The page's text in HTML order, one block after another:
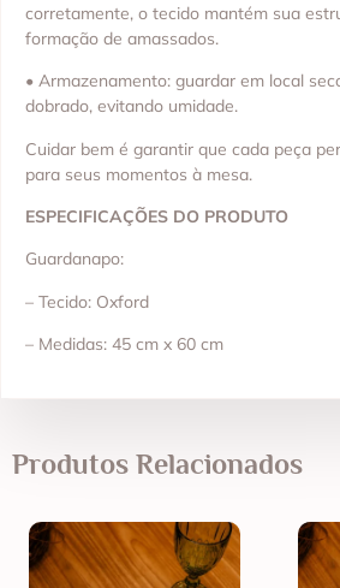
corretamente, o tecido mantém sua
formação de amassados.
• Armazenamento: guardar em local
dobrado, evitando umidade.
Cuidar bem é garantir que cada peça
para seus momentos à mesa.
ESPECIFICAÇÕES DO PRODUTO
Guardanapo:
– Tecido: Oxford
– Medidas: 45 cm x 60 cm
Produtos Relacionados